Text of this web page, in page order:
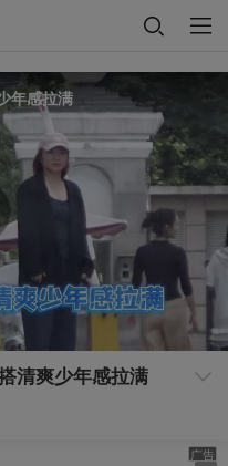
年感拉满
清爽少年感拉满
广告